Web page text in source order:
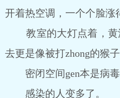
开着热空调，一个个脸涨
教室的大灯点着，黄
去更是像被打zhong的猴子
密闭空间gen本是病毒
感染的人变多了。